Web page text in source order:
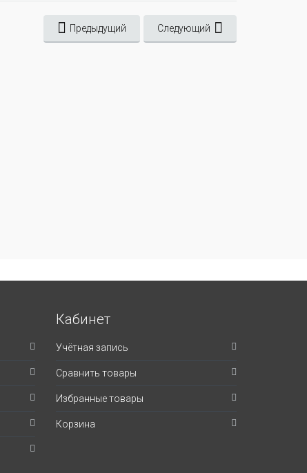
Предыдущий Следующий
Кабинет
Учётная запись
Сравнить товары
Избранные товары
Корзина